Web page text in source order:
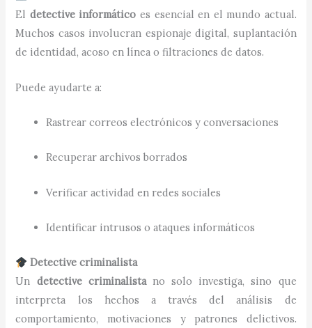
El detective informático es esencial en el mundo actual.
Muchos casos involucran espionaje digital, suplantación
de identidad, acoso en línea o filtraciones de datos.
Puede ayudarte a:
Rastrear correos electrónicos y conversaciones
Recuperar archivos borrados
Verificar actividad en redes sociales
Identificar intrusos o ataques informáticos
Detective criminalista
Un detective criminalistano solo investiga, sino que
interpreta los hechos a través del análisis de
comportamiento, motivaciones y patrones delictivos.